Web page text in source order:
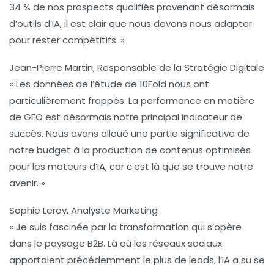
34 % de nos prospects qualifiés provenant désormais
d’outils d’IA, il est clair que nous devons nous adapter
pour rester compétitifs. »
Jean-Pierre Martin, Responsable de la Stratégie Digitale
« Les données de l’étude de 10Fold nous ont
particulièrement frappés. La performance en matière
de GEO est désormais notre principal indicateur de
succès. Nous avons alloué une partie significative de
notre budget à la production de contenus optimisés
pour les moteurs d’IA, car c’est là que se trouve notre
avenir. »
Sophie Leroy, Analyste Marketing
« Je suis fascinée par la transformation qui s’opère
dans le paysage B2B. Là où les réseaux sociaux
apportaient précédemment le plus de leads, l’IA a su se